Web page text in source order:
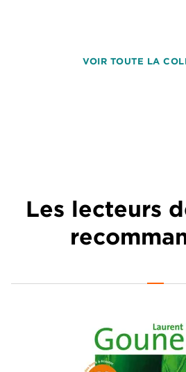
VOIR TOUTE LA
Les lecteurs